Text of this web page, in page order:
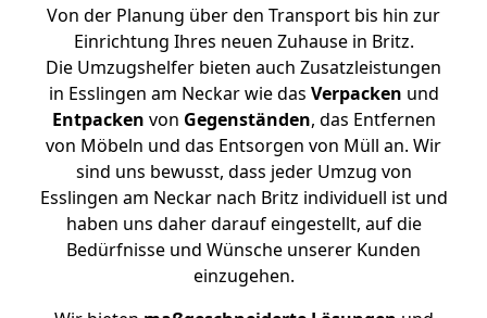
Von der Planung über den Transport bis hin zur
Einrichtung Ihres neuen Zuhause in Britz.
Die Umzugshelfer bieten auch Zusatzleistungen
in Esslingen am Neckar wie das Verpacken und
Entpacken von Gegenständen, das Entfernen
von Möbeln und das Entsorgen von Müll an. Wir
sind uns bewusst, dass jeder Umzug von
Esslingen am Neckar nach Britz individuell ist und
haben uns daher darauf eingestellt, auf die
Bedürfnisse und Wünsche unserer Kunden
einzugehen.